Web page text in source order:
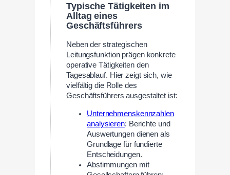
Typische Tätigkeiten im
Alltag eines
Geschäftsführers
Neben der strategischen
Leitungsfunktion prägen konkrete
operative Tätigkeiten den
Tagesablauf. Hier zeigt sich, wie
vielfältig die Rolle des
Geschäftsführers ausgestaltet ist:
Unternehmenskennzahlen
analysieren: Berichte und
Auswertungen dienen als
Grundlage für fundierte
Entscheidungen.
Abstimmungen mit